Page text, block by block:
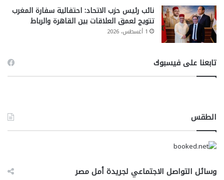
نائب رئيس حزب الاتحاد: احتفالية سفارة المغرب
تتويج لعمق العلاقات بين القاهرة والرباط
1 أغسطس، 2026
تابعنا على فيسبوك
الطقس
وسائل التواصل الاجتماعي لجريدة أمل مصر